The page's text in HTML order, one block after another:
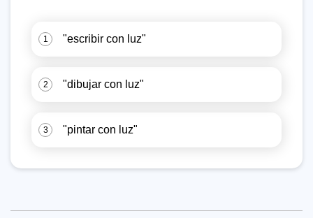
1 "escribir con luz"
2 "dibujar con luz"
3 "pintar con luz"